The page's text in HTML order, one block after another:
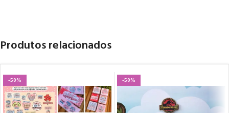
Produtos relacionados
-50% -50%